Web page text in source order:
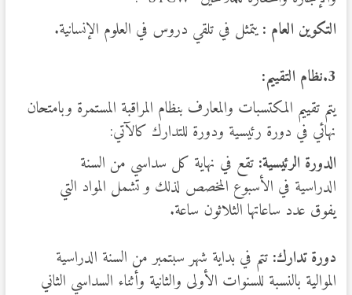
التكوين العام :يتمثل في تلقي دروس في العلوم الإنسانية.
3.نظام التقييم:
يتم تقييم المكتسبات والمعارف بنظام المراقبة المستمرة وبامتحان
نهائي في دورة رئيسية ودورة للتدارك كالآتي:
الدورة الرئيسية: تقع في نهاية كل سداسي من السنة
الدراسية في الأسبوع المخصص لذلك و تشمل المواد التي
يفوق عدد ساعاتها الثلاثون ساعة.
دورة تدارك: تتم في بداية شهر سبتمبر من السنة الدراسية
الموالية بالنسبة للسنوات الأولى والثانية وأثناء السداسي الثاني